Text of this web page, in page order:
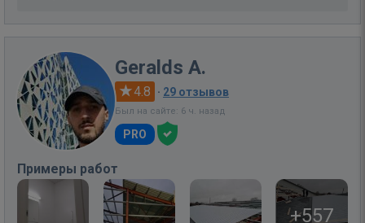
Geralds A.
4.8 · 29 отзывов
Был на сайте: 6 ч. назад
PRO
Примеры работ
+557